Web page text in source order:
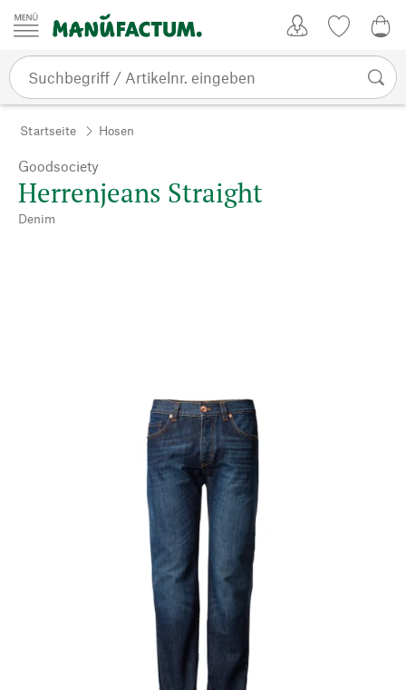
Zum Inhalt springen
Startseite Hosen
Goodsociety
Herrenjeans Straight
Denim